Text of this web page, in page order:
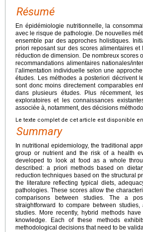
Résumé
En épidémiologie nutritionnelle, la
avec le risque de pathologie. De nouvelles
ensemble par des approches holistiques.
priori reposant sur des scores alimentaires
réduction de dimension. De nombreux scores
recommandations alimentaires nationales/
l’alimentation individuelle selon une
études. Les méthodes a posteriori décrivent
sont donc moins directement comparables
dans plusieurs études. Plus récemment,
exploratoires et les connaissances
associée à, notamment, des décisions
Le texte complet de cet article est disponible en
Summary
In nutritional epidemiology, the traditional
group or nutrient and the risk of a health
developed to look at food as a whole
described: a priori methods based on
reduction techniques based on the structural
the literature reflecting typical diets,
pathologies. These scores allow the
comparisons between studies. The a
straightforward to compare between
studies. More recently, hybrid methods
knowledge. Each of these methods
methodological decisions that need to be